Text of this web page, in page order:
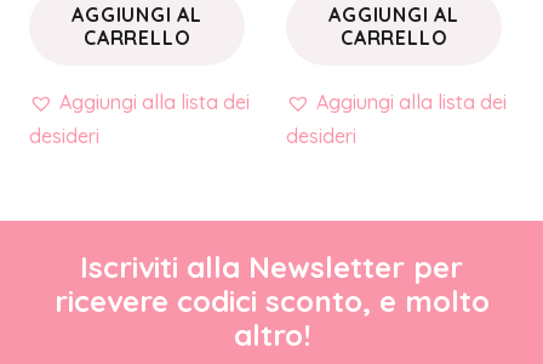
AGGIUNGI AL
CARRELLO
Aggiungi alla lista dei
desideri
AGGIUNGI AL
CARRELLO
Aggiungi alla lista dei
desideri
Iscriviti alla Newsletter per
ricevere codici sconto, e molto
altro!